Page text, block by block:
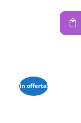
In offerta!